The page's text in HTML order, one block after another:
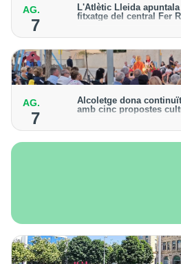
AG.
7
L'Atlètic Lleida apuntala
fitxatge del central Fer
Abreu
AG.
7
Alcoletge dona
amb cinc propostes
l’astronomia amb